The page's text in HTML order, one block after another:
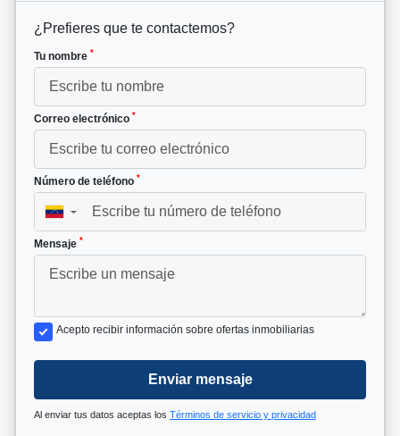
¿Prefieres que te contactemos?
Tu nombre *
Correo electrónico *
Número de teléfono *
▼
Mensaje *
Acepto recibir información sobre ofertas inmobiliarias
Enviar mensaje
Al enviar tus datos aceptas los Términos de servicio y privacidad